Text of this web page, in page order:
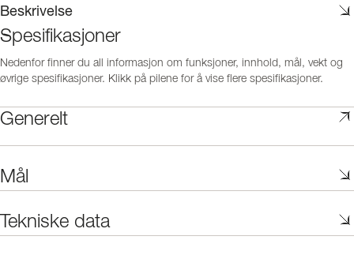
Beskrivelse
Spesifikasjoner
Nedenfor finner du all informasjon om funksjoner, innhold, mål, vekt og
øvrige spesifikasjoner. Klikk på pilene for å vise flere spesifikasjoner.
Generelt
Mål
Tekniske data